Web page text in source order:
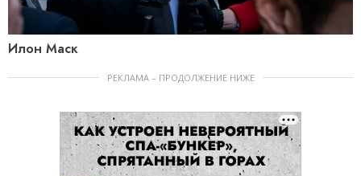
Илон Маск
РЕКЛАМА – ПРОДОЛЖЕНИЕ НИЖЕ